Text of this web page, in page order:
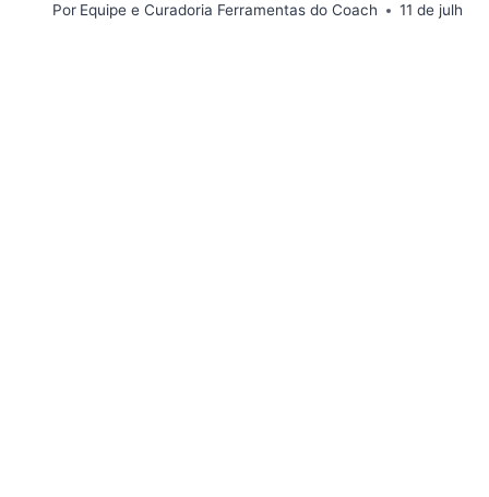
Por Equipe e Curadoria Ferramentas do Coach 11 de julho